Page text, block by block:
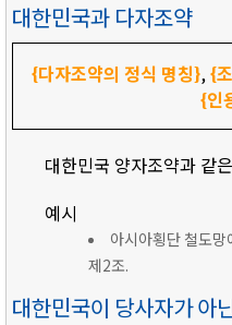
대한민국과 다자조약
{다자조약의 정식 명칭},{
{인
대한민국 양자조약과 같
예시
아시아횡단 철도
제2조.
대한민국이 당사자가 아